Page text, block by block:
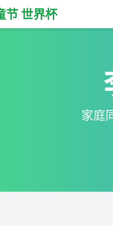
节 世界杯
家庭